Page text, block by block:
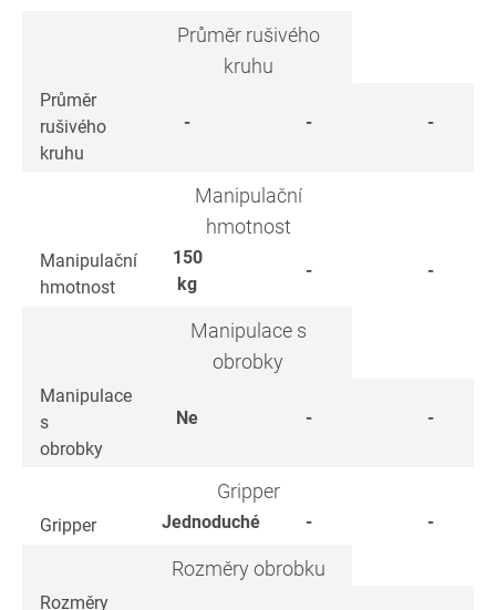
Průměr rušivého
kruhu
Průměr
rušivého
kruhu
- - -
Manipulační
hmotnost
Manipulační
hmotnost
150
kg
- -
Manipulace s
obrobky
Manipulace
s
obrobky
Ne - -
Gripper
Gripper Jednoduché - -
Rozměry obrobku
Rozměry